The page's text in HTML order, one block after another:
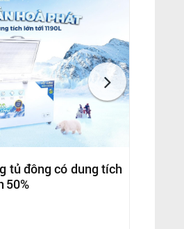
tủ đông có dung tích
50%